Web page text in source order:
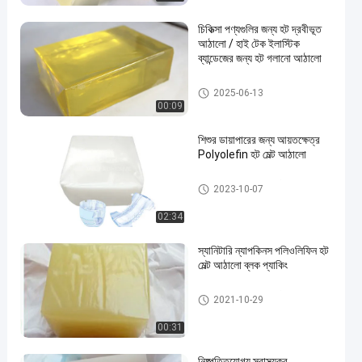
00:09
চিকিত্সা পণ্যগুলির জন্য হট দ্রবীভূত
আঠালো / হাই টেক ইলাস্টিক
ব্যান্ডেজের জন্য হট গলানো আঠালো
মেডিকেল পণ্যগুলির জন্য হট দ্রবীভূত আ
ঠালো
2025-06-13
02:34
শিশুর ডায়াপারের জন্য আয়তক্ষেত্র
Polyolefin হট মেল্ট আঠালো
পলিওলফিন হট দ্রবীভূত আঠালো
2023-10-07
00:31
স্যানিটারি ন্যাপকিনস পলিওলিফিন হট
মেল্ট আঠালো ব্লক প্যাকিং
পলিওলফিন হট দ্রবীভূত আঠালো
2021-10-29